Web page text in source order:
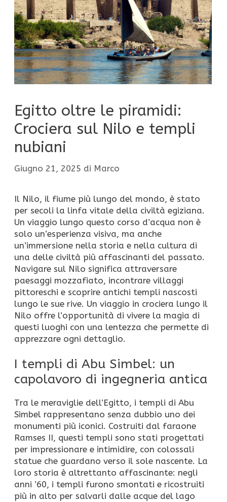
Egitto oltre le piramidi:
Crociera sul Nilo e templi
nubiani
Giugno 21, 2025 di Marco
Il Nilo, il fiume più lungo del mondo, è stato
per secoli la linfa vitale della civiltà egiziana.
Un viaggio lungo questo corso d’acqua non è
solo un’esperienza visiva, ma anche
un’immersione nella storia e nella cultura di
una delle civiltà più affascinanti del passato.
Navigare sul Nilo significa attraversare
paesaggi mozzafiato, incontrare villaggi
pittoreschi e scoprire antichi templi nascosti
lungo le sue rive. Un viaggio in crociera lungo il
Nilo offre l’opportunità di vivere la magia di
questi luoghi con una lentezza che permette di
apprezzare ogni dettaglio.
I templi di Abu Simbel: un
capolavoro di ingegneria antica
Tra le meraviglie dell’Egitto, i templi di Abu
Simbel rappresentano senza dubbio uno dei
monumenti più iconici. Costruiti dal faraone
Ramses II, questi templi sono stati progettati
per impressionare e intimidire, con colossali
statue che guardano verso il sole nascente. La
loro storia è altrettanto affascinante: negli
anni ’60, i templi furono smontati e ricostruiti
più in alto per salvarli dalle acque del lago